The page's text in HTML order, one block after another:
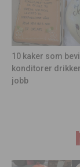
10 kaker som
konditorer
jobb